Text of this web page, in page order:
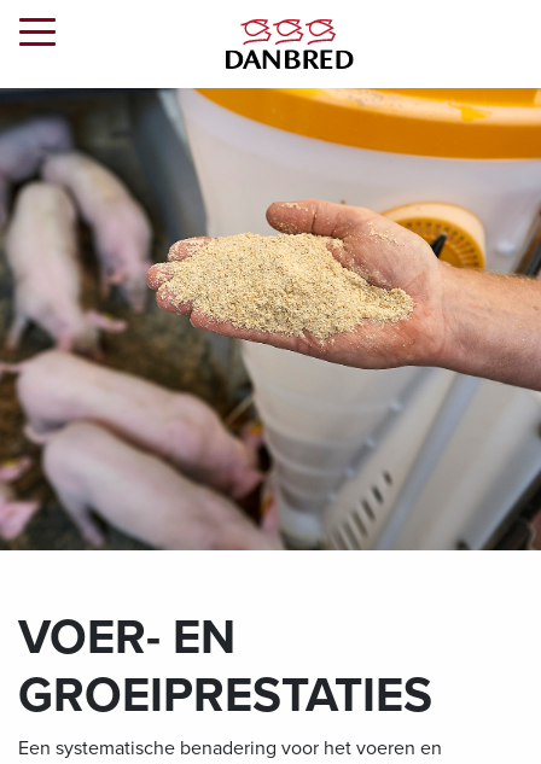
VOER- EN
GROEIPRESTATIES
Een systematische benadering voor het voeren en